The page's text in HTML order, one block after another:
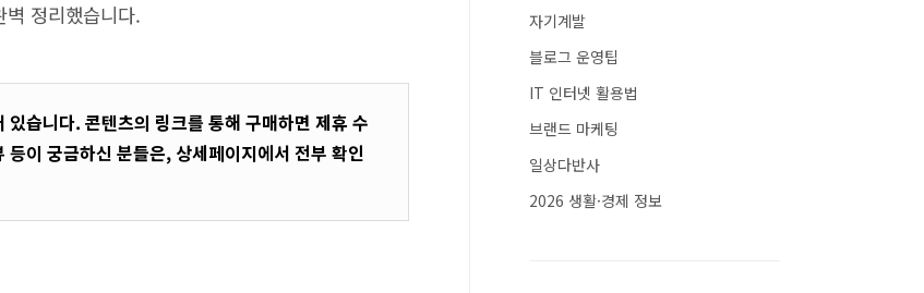
정리했습니다.
습니다. 콘텐츠의 링크를 통해 구매하면 제휴 수
이 궁금하신 분들은, 상세페이지에서 전부 확인
자기계발
블로그 운영팁
IT 인터넷 활용법
브랜드 마케팅
일상다반사
2026 생활·경제 정보